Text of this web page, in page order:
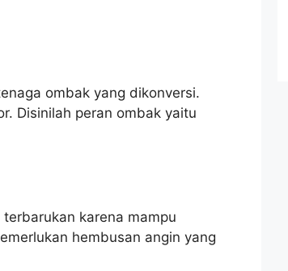
ombak yang dikonversi.
Disinilah peran ombak yaitu
karena mampu
hembusan angin yang